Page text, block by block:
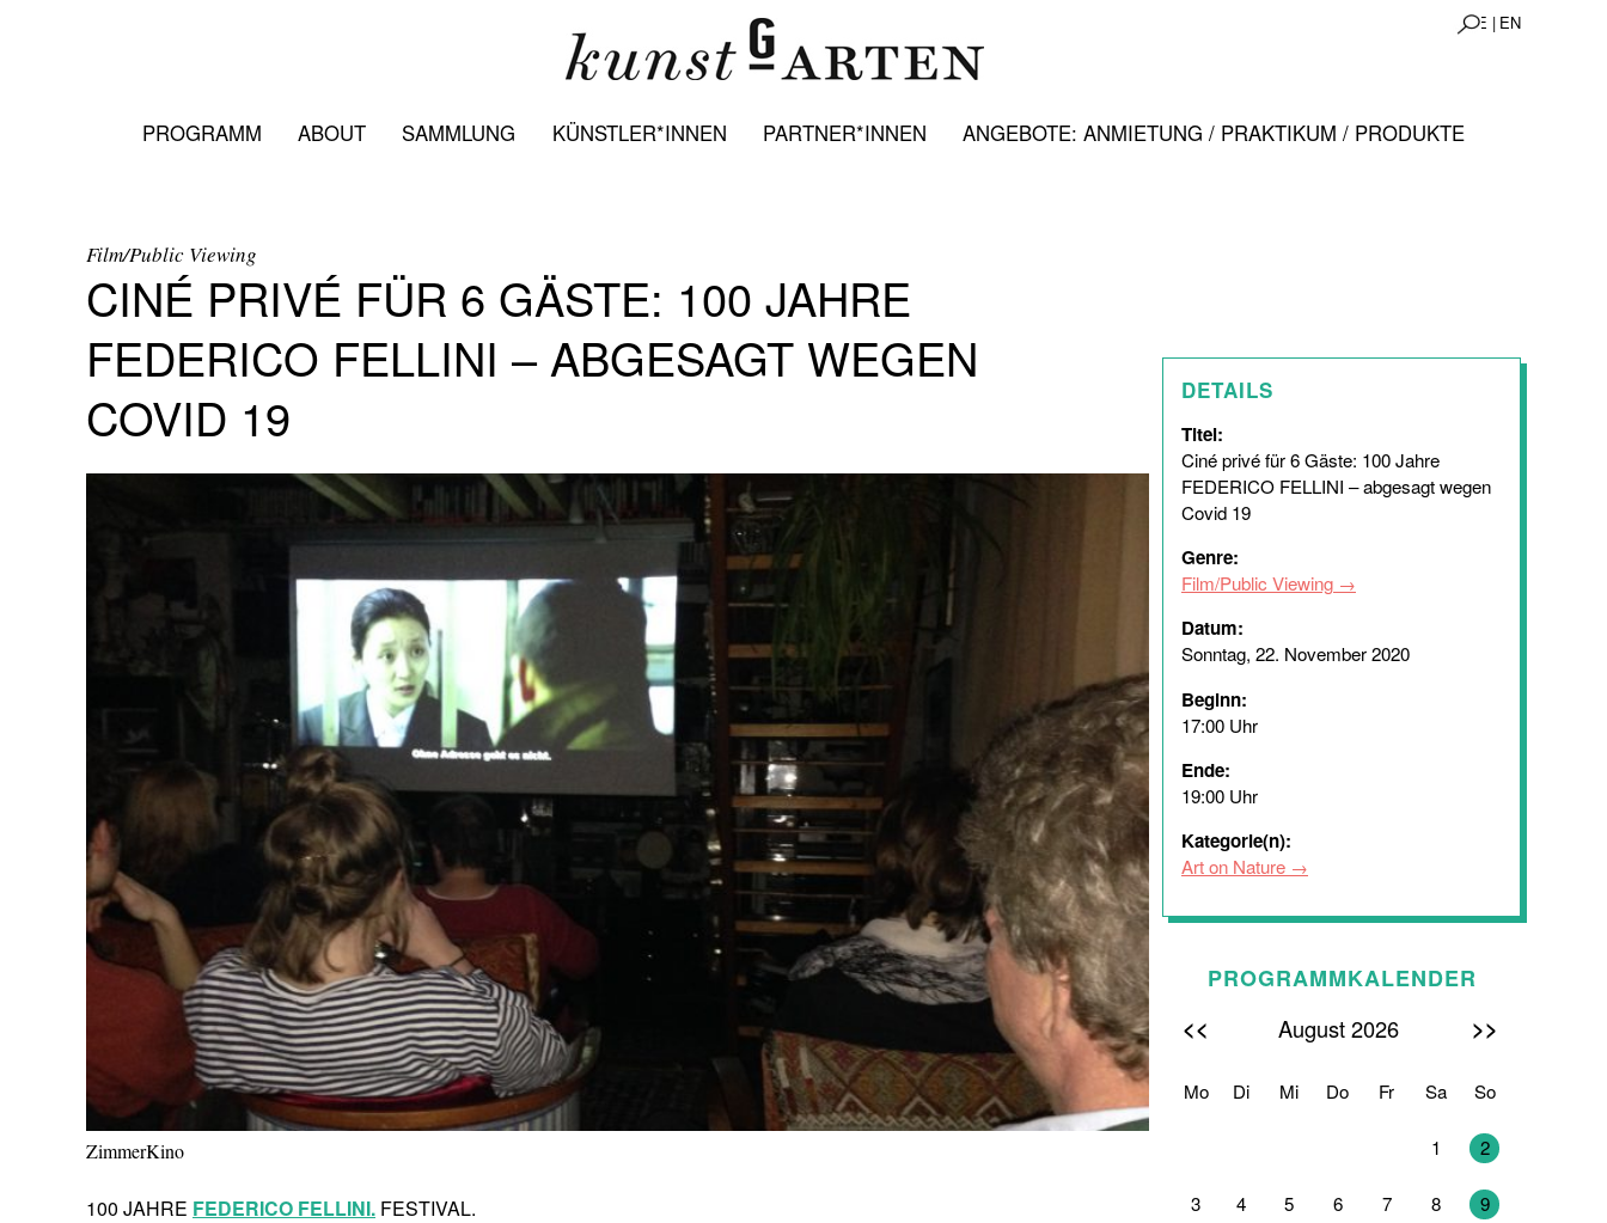
DE | EN
PROGRAMM ABOUT SAMMLUNG KÜNSTLER*INNEN PARTNER*INNEN ANGEBOTE: ANMIETUNG / PRAKTIKUM / PRODUKTE
Film/Public Viewing
CINÉ PRIVÉ FÜR 6 GÄSTE: 100 JAHRE
FEDERICO FELLINI – ABGESAGT WEGEN
COVID 19
ZimmerKino
100 JAHRE FEDERICO FELLINI. FESTIVAL.
DETAILS
Titel:
Ciné privé für 6 Gäste: 100 Jahre
FEDERICO FELLINI – abgesagt wegen
Covid 19
Genre:
Film/Public Viewing
Datum:
Sonntag, 22. November 2020
Beginn:
17:00 Uhr
Ende:
19:00 Uhr
Kategorie(n):
Art on Nature
PROGRAMMKALENDER
<< August 2026 >>
Mo Di Mi Do Fr Sa So
1 2
3 4 5 6 7 8 9